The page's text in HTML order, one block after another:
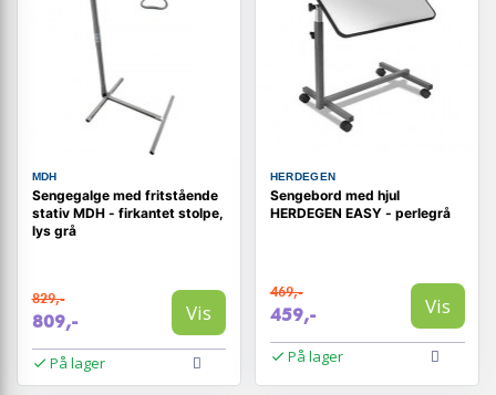
MDH
Sengegalge med fritstående
stativ MDH - firkantet stolpe,
lys grå
829,-
809,- Vis
På lager
HERDEGEN
Sengebord med hjul
HERDEGEN EASY - perlegrå
469,-
459,- Vis
På lager